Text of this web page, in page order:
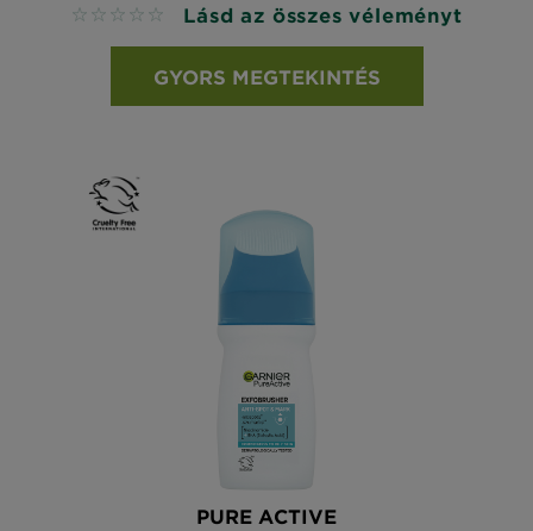
No reviews Lásd az összes véleményt
GYORS MEGTEKINTÉS
PURE ACTIVE